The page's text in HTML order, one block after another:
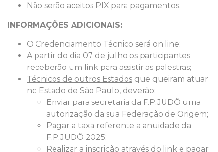
Não serão aceitos PIX para pagamentos.
INFORMAÇÕES ADICIONAIS:
O Credenciamento Técnico será on line;
A partir do dia 07 de julho os participantes
receberão um link para assistir as palestras;
Técnicos de outros Estados que queiram atuar
no Estado de São Paulo, deverão:
Enviar para secretaria da F.P.JUDÔ uma
autorização da sua Federação de Origem;
Pagar a taxa referente a anuidade da
F.P.JUDÔ 2025;
Realizar a inscrição através do link e pagar